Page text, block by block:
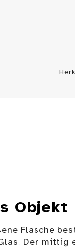
Objekt
Flasche
Der mittig